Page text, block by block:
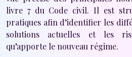
livre 7 du Code civil. Il est
pratiques afin d’identifier les
solutions actuelles et les
qu’apporte le nouveau régime.